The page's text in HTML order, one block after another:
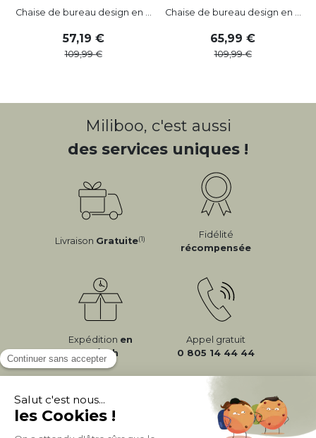
Chaise de bureau design en ...
57,19
109,99
Chaise de bureau design en ...
65,99
109,99
Miliboo, c'est aussi
des services uniques !
Livraison Gratuite(1)
Fidélité
récompensée
Expédition en
24/72h
Appel gratuit
0 805 14 44 44
À PROPOS DE MILIBOO